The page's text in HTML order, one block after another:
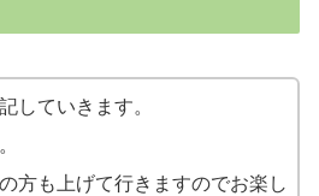
していきます。
方も上げて行きますのでお楽し